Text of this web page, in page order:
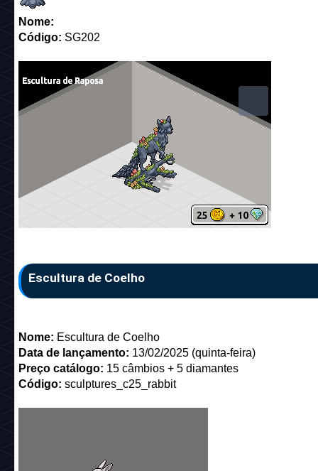
Nome:
Código: SG202
Escultura de Coelho
Nome: Escultura de Coelho
Data de lançamento: 13/02/2025 (quinta-feira)
Preço catálogo: 15 câmbios + 5 diamantes
Código: sculptures_c25_rabbit